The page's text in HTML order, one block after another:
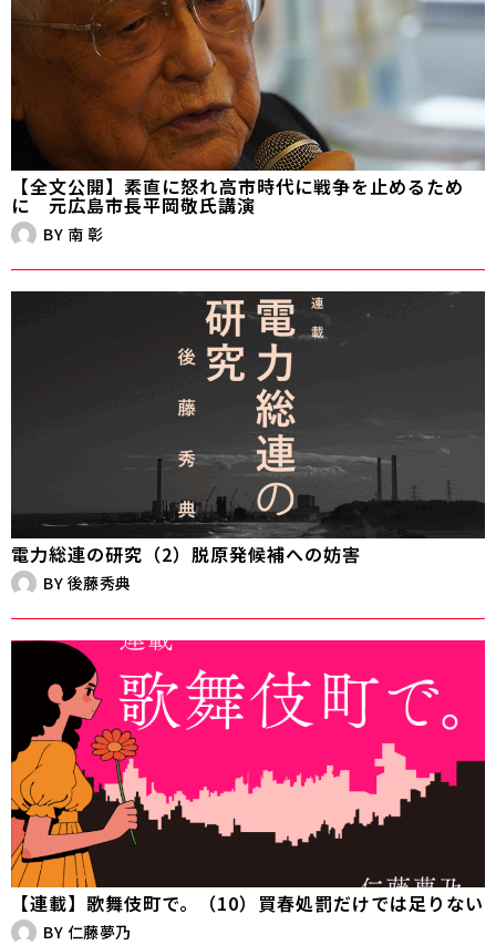
【全文公開】素直に怒れ――高市時代に戦争を止めるため
に 元広島市長平岡敬氏講演
BY 南 彰
電力総連の研究（2）脱原発候補への妨害
BY 後藤秀典
【連載】歌舞伎町で。（10）買春処罰だけでは足りない
BY 仁藤夢乃